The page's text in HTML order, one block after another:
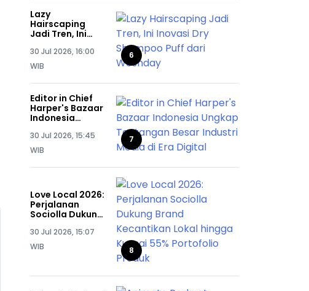
Lazy
Hairscaping
Jadi Tren, Ini
Shampoo Puff
dari Woshday
30 Jul 2026, 16:00
WIB
6
Editor in Chief
Harper's Bazaar
Indonesia
Tantangan
Besar Industri
Digital
30 Jul 2026, 15:45
WIB
7
Love Local 2026:
Perjalanan
Sociolla Dukung
Kecantikan
Lokal hingga
Produk
30 Jul 2026, 15:07
WIB
8